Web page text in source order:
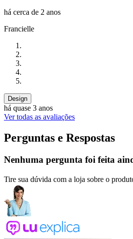
há cerca de 2 anos
Francielle
Design
há quase 3 anos
Ver todas as avaliações
Perguntas e Respostas
Nenhuma pergunta foi feita
Tire sua dúvida com a loja sobre o